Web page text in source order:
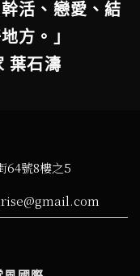
活、戀愛、結
方。」
葉石濤
64號8樓之5